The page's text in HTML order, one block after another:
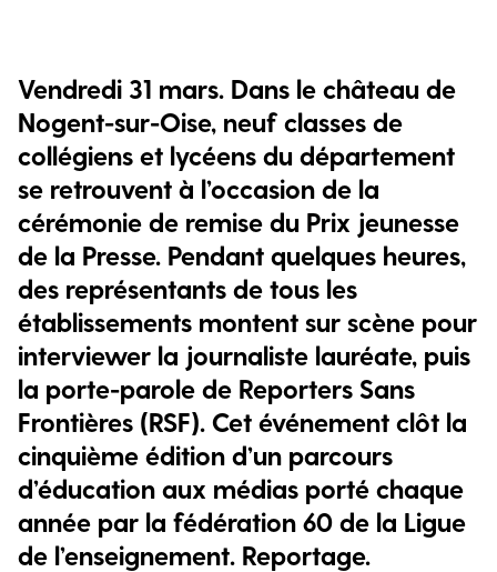
Vendredi 31 mars. Dans le château de
Nogent-sur-Oise, neuf classes de
collégiens et lycéens du département
se retrouvent à l’occasion de la
cérémonie de remise du Prix jeunesse
de la Presse. Pendant quelques heures,
des représentants de tous les
établissements montent sur scène pour
interviewer la journaliste lauréate, puis
la porte-parole de Reporters Sans
Frontières (RSF). Cet événement clôt la
cinquième édition d’un parcours
d’éducation aux médias porté chaque
année par la fédération 60 de la Ligue
de l’enseignement. Reportage.